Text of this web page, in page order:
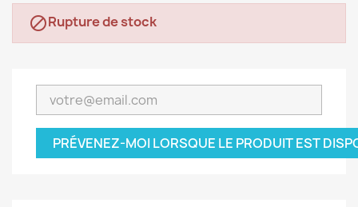
Rupture de stock
PRÉVENEZ-MOI LORSQUE LE PRODUIT EST